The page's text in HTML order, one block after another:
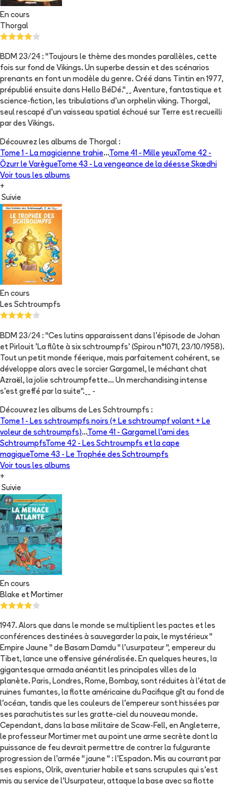
En cours
Thorgal
BDM 23/24 : "Toujours le thème des mondes parallèles, cette
fois sur fond de Vikings. Un superbe dessin et des scénarios
prenants en font un modèle du genre. Créé dans Tintin en 1977,
prépublié ensuite dans Hello BéDé."__ Aventure, fantastique et
science-fiction, les tribulations d'un orphelin viking. Thorgal,
seul rescapé d'un vaisseau spatial échoué sur Terre est recueilli
par des Vikings.
Découvrez les albums de Thorgal :
Tome 1 - La magicienne trahie...Tome 41 - Mille yeuxTome 42 -
Özurr le VarègueTome 43 - La vengeance de la déesse Skædhi
Voir tous les albums
+
Suivie
En cours
Les Schtroumpfs
BDM 23/24 : "Ces lutins apparaissent dans l'épisode de Johan
et Pirlouit 'La flûte à six schtroumpfs' (Spirou n°1071, 23/10/1958).
Tout un petit monde féerique, mais parfaitement cohérent, se
développe alors avec le sorcier Gargamel, le méchant chat
Azraël, la jolie schtroumpfette... Un merchandising intense
s'est greffé par la suite".__ -
Découvrez les albums de Les Schtroumpfs :
Tome 1 - Les schtroumpfs noirs (+ Le schtroumpf volant + Le
voleur de schtroumpfs)...Tome 41 - Gargamel l'ami des
SchtroumpfsTome 42 - Les Schtroumpfs et la cape
magiqueTome 43 - Le Trophée des Schtroumpfs
Voir tous les albums
+
Suivie
En cours
Blake et Mortimer
1947. Alors que dans le monde se multiplient les pactes et les
conférences destinées à sauvegarder la paix, le mystérieux "
Empire Jaune " de Basam Damdu " l'usurpateur ", empereur du
Tibet, lance une offensive généralisée. En quelques heures, la
gigantesque armada anéantit les principales villes de la
planète. Paris, Londres, Rome, Bombay, sont réduites à l'état de
ruines fumantes, la flotte américaine du Pacifique gît au fond de
l'océan, tandis que les couleurs de l'empereur sont hissées par
ses parachutistes sur les gratte-ciel du nouveau monde.
Cependant, dans la base militaire de Scaw-Fell, en Angleterre,
le professeur Mortimer met au point une arme secrète dont la
puissance de feu devrait permettre de contrer la fulgurante
progression de l'armée " jaune " : l'Espadon. Mis au courrant par
ses espions, Olrik, aventurier habile et sans scrupules qui s'est
mis au service de l'Usurpateur, attaque la base avec sa flotte